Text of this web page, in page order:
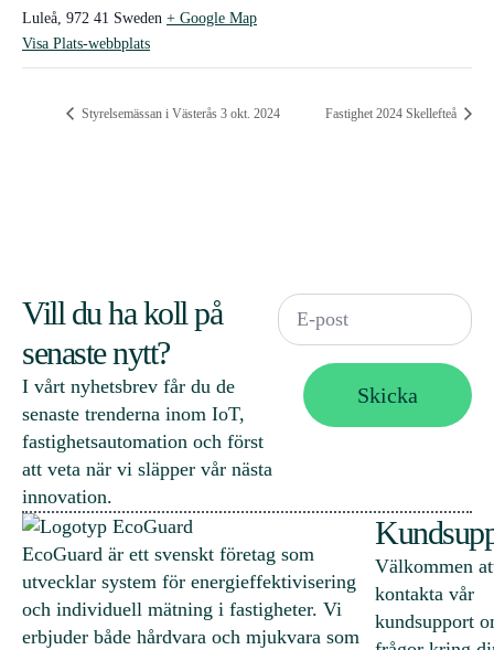
Luleå, 972 41 Sweden + Google Map
Visa Plats-webbplats
Styrelsemässan i Västerås 3 okt. 2024 Fastighet 2024 Skellefteå
Vill du ha koll på
senaste nytt?
I vårt nyhetsbrev får du de
senaste trenderna inom IoT,
fastighets­automation och först
att veta när vi släpper vår nästa
innovation.
Email
Skicka
EcoGuard är ett svenskt företag som
utvecklar system för energieffektivisering
och individuell mätning i fastigheter. Vi
erbjuder både hårdvara och mjukvara som
Välkommen
kontakta vår
kundsupport